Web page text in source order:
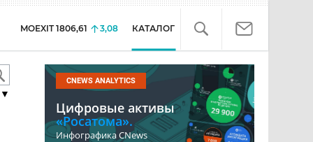
MOEXIT 1806,61 3,08 КАТАЛОГ
CNEWS ANALYTICS
Цифровые активы
«Росатома».
Инфографика CNews